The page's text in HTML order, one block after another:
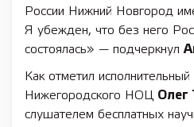
России Нижний Новгород
Я убежден, что без него
состоялась» — подчеркнул
Как отметил
Нижегородского НОЦ Олег
слушателем бесплатных